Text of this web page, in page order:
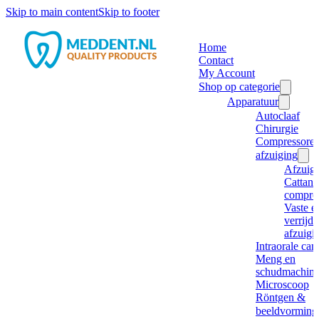
Skip to main contentSkip to footer
Home
Contact
My Account
Shop op categorie
Apparatuur
Autoclaaf
Chirurgie
afzuiging
Cattani
Vaste
Intraorale
Meng en
Microscoop
Röntgen &
beeldvorming